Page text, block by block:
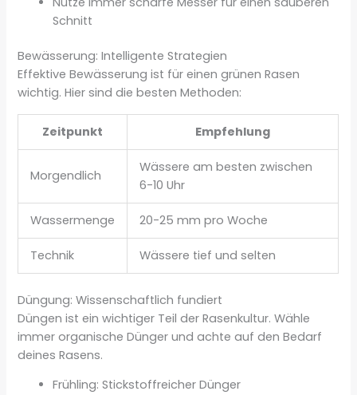
Schnitt
Bewässerung: Intelligente Strategien
Effektive Bewässerung ist für einen grünen Rasen
wichtig. Hier sind die besten Methoden:
Zeitpunkt Empfehlung
Morgendlich
Wässere am besten zwischen
6-10 Uhr
Wassermenge 20-25 mm pro Woche
Technik Wässere tief und selten
Düngung: Wissenschaftlich fundiert
Düngen ist ein wichtiger Teil der Rasenkultur. Wähle
immer organische Dünger und achte auf den Bedarf
deines Rasens.
Frühling: Stickstoffreicher Dünger